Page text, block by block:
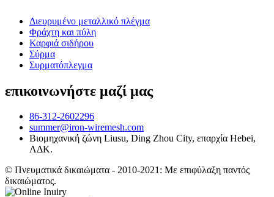
Διευρυμένο μεταλλικό πλέγμα
Φράχτη και πύλη
Καρφιά σιδήρου
Σύρμα
Συρματόπλεγμα
επικοινωνήστε μαζί μας
86-312-2602296
summer@iron-wiremesh.com
Βιομηχανική ζώνη Liusu, Ding Zhou City, επαρχία Hebei,
ΛΔΚ.
© Πνευματικά δικαιώματα - 2010-2021: Με επιφύλαξη παντός
δικαιώματος.